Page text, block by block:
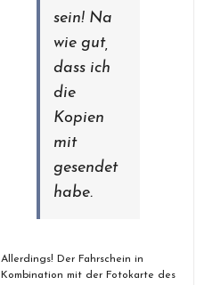
sein! Na
wie gut,
dass ich
die
Kopien
mit
gesendet
habe.
Allerdings! Der Fahrschein in
Kombination mit der Fotokarte des